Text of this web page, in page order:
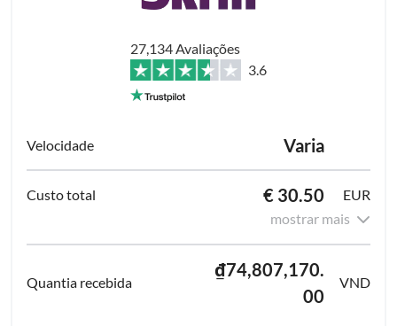
27,134 Avaliações
3.6
Varia
€ 30.50
EUR
mostrar mais
₫74,807,170.
00
VND